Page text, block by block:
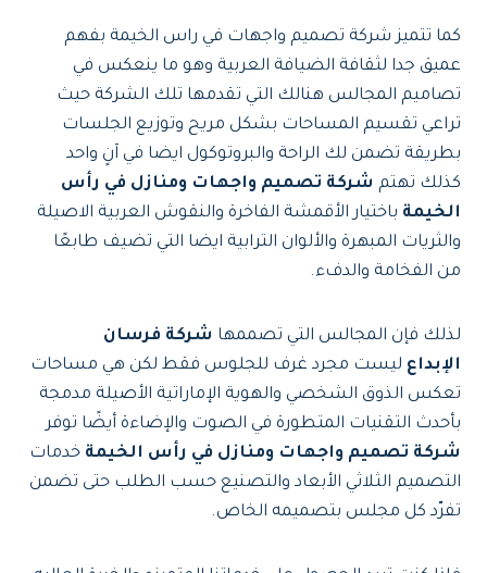
كما تتميز شركة تصميم واجهات في راس الخيمة بفهم
عميق جدا لثقافة الضيافة العربية وهو ما ينعكس في
تصاميم المجالس هنالك التي تقدمها تلك الشركة حيث
تراعي تقسيم المساحات بشكل مريح وتوزيع الجلسات
بطريقة تضمن لك الراحة والبروتوكول ايضا في آنٍ واحد
كذلك تهتم شركة تصميم واجهات ومنازل في رأس
الخيمة باختيار الأقمشة الفاخرة والنقوش العربية الاصيلة
والثريات المبهرة والألوان الترابية ايضا التي تضيف طابعًا
من الفخامة والدفء.
لذلك فإن المجالس التي تصممها شركة فرسان
الإبداع ليست مجرد غرف للجلوس فقط لكن هي مساحات
تعكس الذوق الشخصي والهوية الإماراتية الأصيلة مدمجة
بأحدث التقنيات المتطورة في الصوت والإضاءة أيضًا توفر
شركة تصميم واجهات ومنازل في رأس الخيمة خدمات
التصميم الثلاثي الأبعاد والتصنيع حسب الطلب حتى تضمن
تفرّد كل مجلس بتصميمه الخاص.